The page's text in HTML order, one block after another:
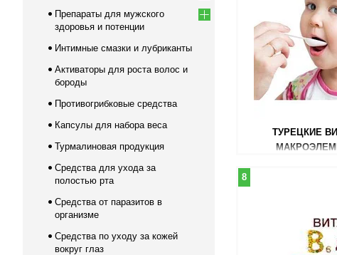
ТУРЕЦКИЕ
8
Препараты для мужского
здоровья и потенции
Интимные смазки и лубриканты
Активаторы для роста волос и
бороды
Противогрибковые средства
Капсулы для набора веса
Турмалиновая продукция
Средства для ухода за
полостью рта
Средства от паразитов в
организме
Средства по уходу за кожей
вокруг глаз